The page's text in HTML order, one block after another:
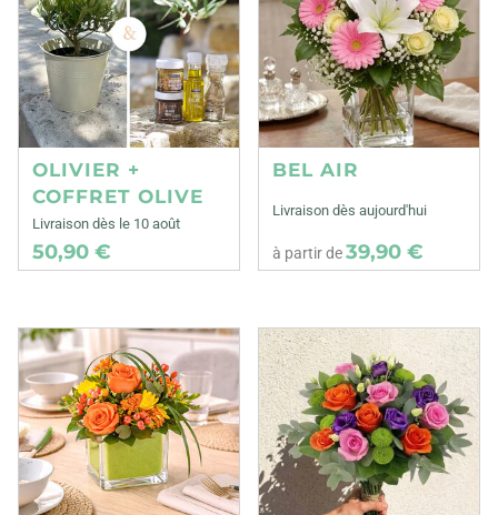
OLIVIER +
COFFRET OLIVE
Livraison dès le 10 août
50,90 €
BEL AIR
Livraison dès aujourd'hui
à partir de39,90 €